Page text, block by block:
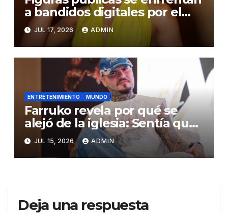
a bandidos digitales por el
uso indebido de la
Inteligencia Artificial
JUL 17, 2026 ADMIN
ENTRETENIMIENTO MUNDO
Farruko revela por qué se
alejó de la iglesia: Sentía que
me veían como dinero
JUL 15, 2026 ADMIN
Deja una respuesta